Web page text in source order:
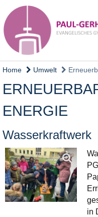
Home Umwelt
ENERGIE
Wasserkraftwerk
in